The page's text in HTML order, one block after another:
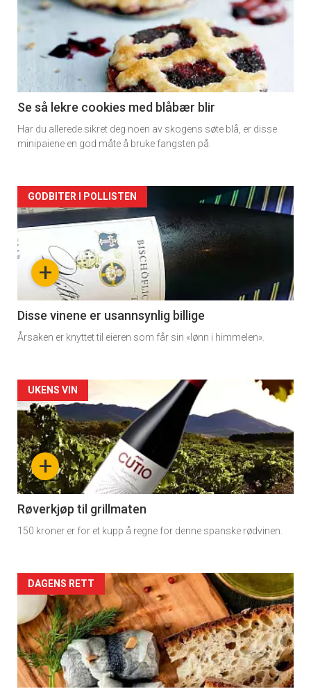
detail
-
section
11
Se så lekre cookies med blåbær blir
Har du allerede sikret deg noen av skogens søte blå, er disse
minipaiene en god måte å bruke fangsten på.
Artikler
detail
-
section
11
Dagens
rett
+
GODBITER I POLLISTEN
Disse vinene er usannsynlig billige
Årsaken er knyttet til eieren som får sin «lønn i himmelen».
Artikler
detail
-
section
11
Dagens
rett
2
+
UKENS VIN
Røverkjøp til grillmaten
150 kroner er for et kupp å regne for denne spanske rødvinen.
Artikler
detail
-
section
DAGENS RETT